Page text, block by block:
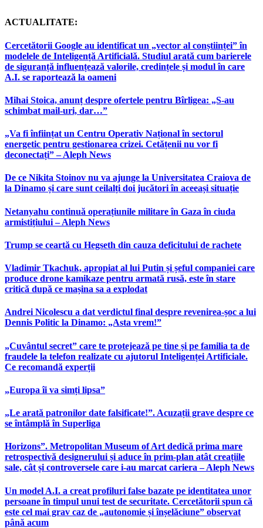
ACTUALITATE:
Cercetătorii Google au identificat un „vector al conștiinței” în
modelele de Inteligență Artificială. Studiul arată cum barierele
de siguranță influențează valorile, credințele și modul în care
A.I. se raportează la oameni
Mihai Stoica, anunț despre ofertele pentru Bîrligea: „S-au
schimbat mail-uri, dar…”
„Va fi înființat un Centru Operativ Național în sectorul
energetic pentru gestionarea crizei. Cetățenii nu vor fi
deconectați” – Aleph News
De ce Nikita Stoinov nu va ajunge la Universitatea Craiova de
la Dinamo și care sunt ceilalți doi jucători în aceeași situație
Netanyahu continuă operațiunile militare în Gaza în ciuda
armistițiului – Aleph News
Trump se ceartă cu Hegseth din cauza deficitului de rachete
Vladimir Tkachuk, apropiat al lui Putin și șeful companiei care
produce drone kamikaze pentru armată rusă, este în stare
critică după ce mașina sa a explodat
Andrei Nicolescu a dat verdictul final despre revenirea-șoc a lui
Dennis Politic la Dinamo: „Asta vrem!”
„Cuvântul secret” care te protejează pe tine și pe familia ta de
fraudele la telefon realizate cu ajutorul Inteligenței Artificiale.
Ce recomandă experții
„Europa îi va simți lipsa”
„Le arată patronilor date falsificate!”. Acuzații grave despre ce
se întâmplă în Superliga
Horizons”. Metropolitan Museum of Art dedică prima mare
retrospectivă designerului și aduce în prim-plan atât creațiile
sale, cât și controversele care i-au marcat cariera – Aleph News
Un model A.I. a creat profiluri false bazate pe identitatea unor
persoane în timpul unui test de securitate. Cercetătorii spun că
este cel mai grav caz de „autonomie și înșelăciune” observat
până acum